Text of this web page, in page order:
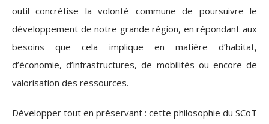
outil concrétise la volonté commune de poursuivre le
développement de notre grande région, en répondant aux
besoins que cela implique en matière d’habitat,
d’économie, d’infrastructures, de mobilités ou encore de
valorisation des ressources.
Développer tout en préservant : cette philosophie du SCoT